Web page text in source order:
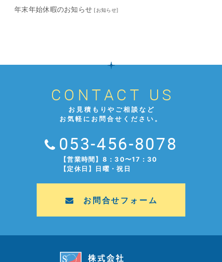
年末年始休暇のお知らせ [お知らせ]
CONTACT US
お見積もりやご相談など
お気軽にお問合せください。
053-456-8078
【営業時間】8：30〜17：30
【定休日】日曜・祝日
お問合せフォーム